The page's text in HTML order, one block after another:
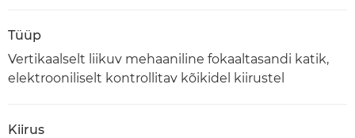
Tüüp
Vertikaalselt liikuv mehaaniline fokaaltasandi katik,
elektrooniliselt kontrollitav kõikidel kiirustel
Kiirus